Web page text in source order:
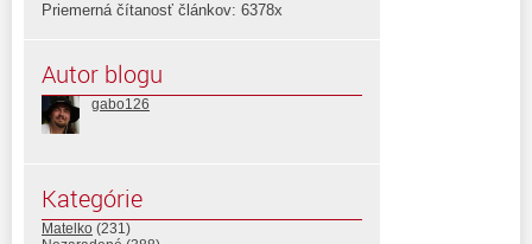
Priemerná čítanosť článkov: 6378x
Autor blogu
gabo126
Kategórie
Matelko (231)